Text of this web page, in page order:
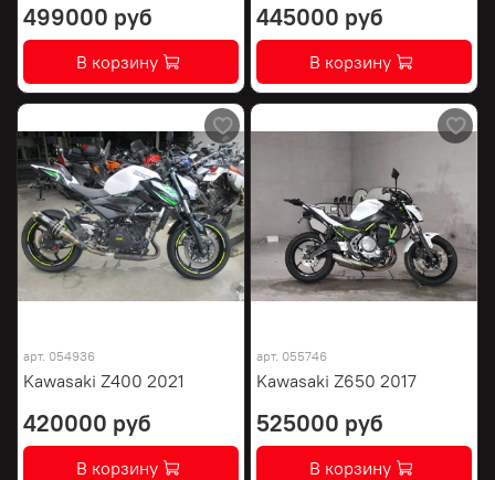
499000 руб
В корзину
445000 руб
В корзину
арт. 054936
Kawasaki Z400 2021
420000 руб
В корзину
арт. 055746
Kawasaki Z650 2017
525000 руб
В корзину